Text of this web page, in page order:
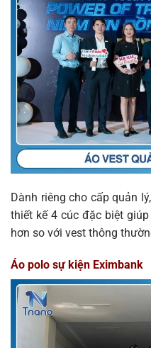
Dành riêng cho cấp quản
thiết kế 4 cúc đặc biệt
hơn so với vest thông
Áo polo sự kiện Eximbank